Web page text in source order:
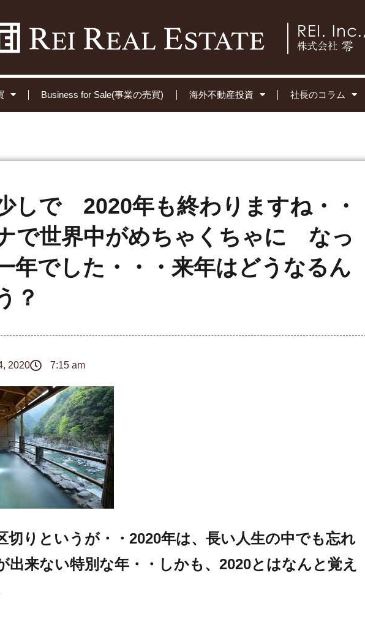
Business for Sale(事業の売買) 海外不動産投資 社長のコラム
しで 2020年も終わりますね・・
で世界中がめちゃくちゃに なっ
でした・・・来年はどうなるん
？
2020 7:15 am
切りというが・・2020年は、長い人生の中でも忘れ
出来ない特別な年・・しかも、2020とはなんと覚え